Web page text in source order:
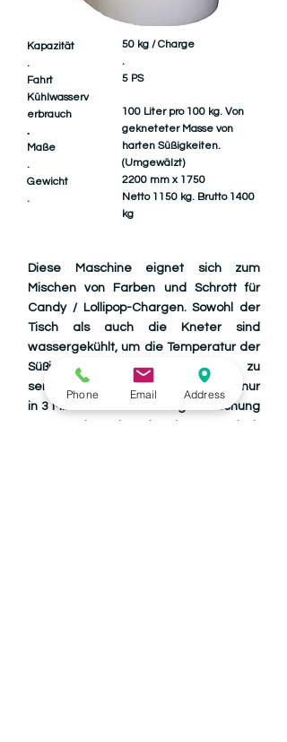
Kapazität
.
Fahrt
Kühlwasserv
erbrauch
.
Maße
.
Gewicht
.
50 kg / Charge
.
5 PS
100 Liter pro 100 kg. Von
gekneteter Masse von
harten Süßigkeiten.
(Umgewälzt)
2200 mm x 1750
Netto 1150 kg. Brutto 1400
kg
Diese Maschine eignet sich zum
Mischen von Farben und Schrott für
Candy / Lollipop-Chargen. Sowohl der
Tisch als auch die Kneter sind
wassergekühlt, um die Temperatur der
Süßigkeitenmasse allmählich zu
senken. Es mischt 50 Fässer. Batch nur
in 3 Minuten mit der richtigen Mischung
Phone Email Address